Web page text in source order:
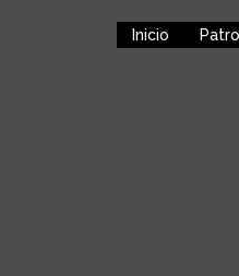
Inicio